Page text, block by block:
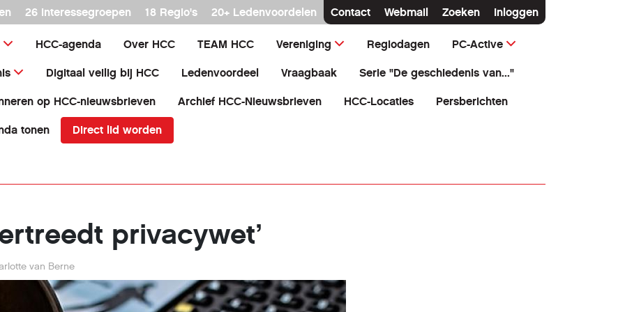
26 interessegroepen 18 Regio's 20+ Ledenvoordelen Contact Webmail Zoeken Inloggen
HCC-agenda Over HCC TEAM HCC Vereniging Regiodagen PC-Active
Digitaal veilig bij HCC Ledenvoordeel Vraagbaak Serie "De geschiedenis van..."
op HCC-nieuwsbrieven Archief HCC-Nieuwsbrieven HCC-Locaties Persberichten
tonen Direct lid worden
privacywet’
van Berne